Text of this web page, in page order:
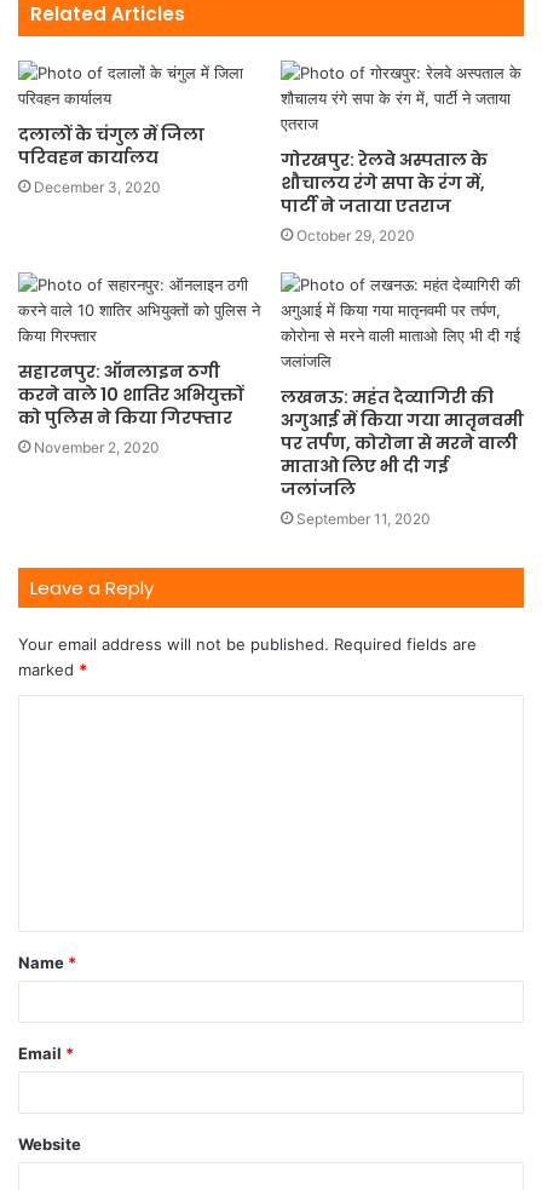
Related Articles
दलालों के चंगुल में जिला
परिवहन कार्यालय
December 3, 2020
गोरखपुर: रेलवे अस्पताल के
शौचालय रंगे सपा के रंग में,
पार्टी ने जताया एतराज
October 29, 2020
सहारनपुर: ऑनलाइन ठगी
करने वाले 10 शातिर अभियुक्तों
को पुलिस ने किया गिरफ्तार
November 2, 2020
लखनऊ: महंत देव्यागिरी की
अगुआई में किया गया मातृनवमी
पर तर्पण, कोरोना से मरने वाली
माताओ लिए भी दी गई
जलांजलि
September 11, 2020
Leave a Reply
Your email address will not be published. Required fields are
marked *
Name *
Email *
Website